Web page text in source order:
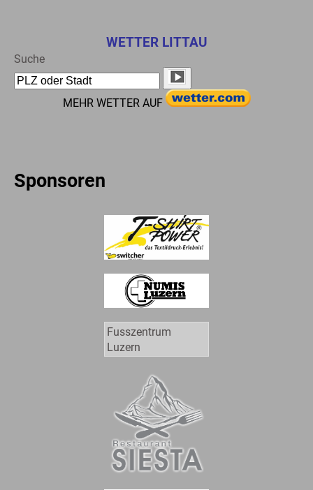
WETTER LITTAU
Suche
MEHR WETTER AUF
Sponsoren
Fusszentrum
Luzern